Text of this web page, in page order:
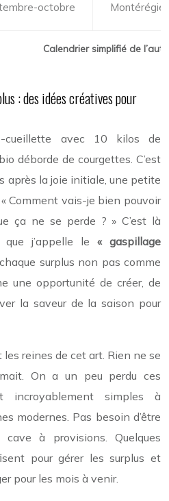
Calendrier simplifié de
octobre
: des idées créatives pour
cueillette avec 10 kilos de
déborde de courgettes. C’est
après la joie initiale, une petite
Comment vais-je bien pouvoir
ça ne se perde ? » C’est là
j’appelle le « gaspillage
surplus non pas comme
une opportunité de créer, de
la saveur de la saison pour
reines de cet art. Rien ne se
On a un peu perdu ces
incroyablement simples à
modernes. Pas besoin d’être
à provisions. Quelques
pour gérer les surplus et
pour les mois à venir.